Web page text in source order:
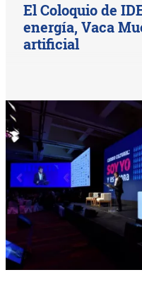
El Coloquio de
energía, Vaca
artificial